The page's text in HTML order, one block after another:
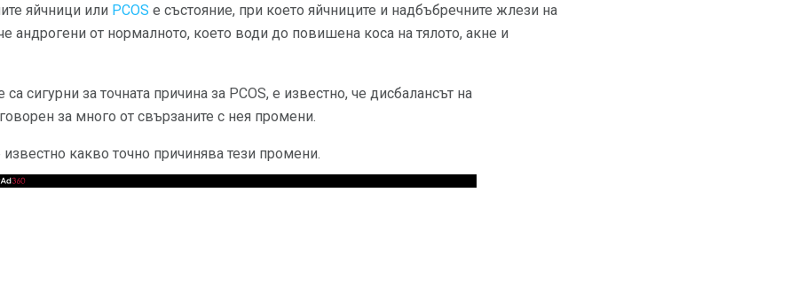
яйчници или PCOS е състояние, при което яйчниците и надбъбречните жлези на
андрогени от нормалното, което води до повишена коса на тялото, акне и
сигурни за точната причина за PCOS, е известно, че дисбалансът на
за много от свързаните с нея промени.
какво точно причинява тези промени.